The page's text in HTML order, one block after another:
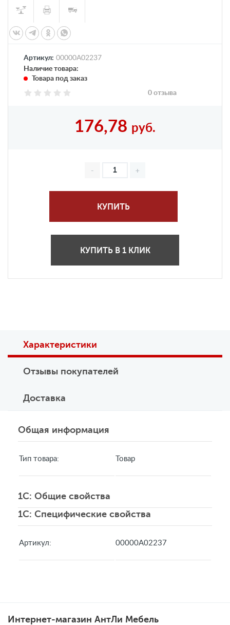
Артикул: 00000А02237
Наличие товара:
Товара под заказ
0 отзыва
176,78 руб.
КУПИТЬ
КУПИТЬ В 1 КЛИК
Характеристики
Отзывы покупателей
Доставка
Общая информация
Тип товара: Товар
1C: Общие свойства
1C: Специфические свойства
Артикул: 00000А02237
Интернет-магазин АнтЛи Мебель